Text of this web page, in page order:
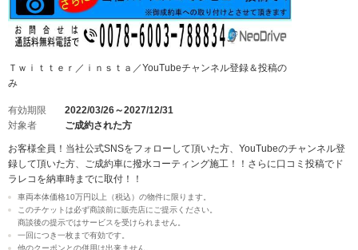
Ｔｗｉｔｔｅｒ／ｉｎｓｔａ／YouTubeチャンネル登録＆投稿の
み
有効期限
2022/03/26～2027/12/31
対象者
ご成約された方
お客様全員！当社公式SNSをフォローして頂いた方、YouTubeのチャンネル登
録して頂いた方、ご成約車に撥水コーティング施工！！さらに口コミ投稿でド
ラレコを納車時までに取付！！
車両本体価格10万円以上（税込）の物件に限ります。
このチケットは必ず商談前に販売店にご提示ください。
商談後の提示ではサービスを受けられません。
一回につき一枚まで有効です。
他のクーポンとの併用は出来ません。